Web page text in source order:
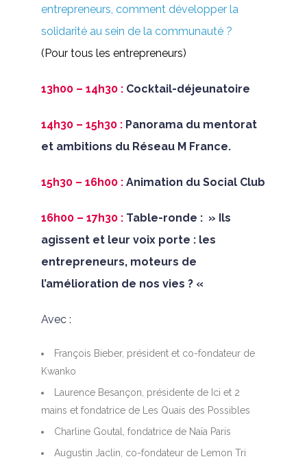
entrepreneurs, comment développer la
solidarité au sein de la communauté ?
(Pour tous les entrepreneurs)
13h00 – 14h30 :Cocktail-déjeunatoire
14h30 – 15h30 :Panorama du mentorat
et ambitions du Réseau M France.
15h30 – 16h00 :Animation du Social Club
16h00 – 17h30 :Table-ronde : » Ils
agissent et leur voix porte : les
entrepreneurs, moteurs de
l’amélioration de nos vies ? «
Avec :
François Bieber, président et co-fondateur de
Kwanko
Laurence Besançon, présidente de Ici et 2
mains et fondatrice de Les Quais des Possibles
Charline Goutal, fondatrice de Naïa Paris
Augustin Jaclin, co-fondateur de Lemon Tri